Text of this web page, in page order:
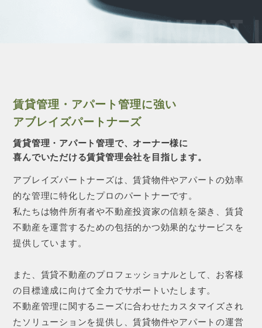
CONTACT
賃貸管理・アパート管理に強い
アブレイズパートナーズ
賃貸管理・アパート管理で、オーナー様に
喜んでいただける賃貸管理会社を目指します。
アブレイズパートナーズは、賃貸物件やアパートの効率
的な管理に特化したプロのパートナーです。
私たちは物件所有者や不動産投資家の信頼を築き、賃貸
不動産を運営するための包括的かつ効果的なサービスを
提供しています。
また、賃貸不動産のプロフェッショナルとして、お客様
の目標達成に向けて全力でサポートいたします。
不動産管理に関するニーズに合わせたカスタマイズされ
たソリューションを提供し、賃貸物件やアパートの運営